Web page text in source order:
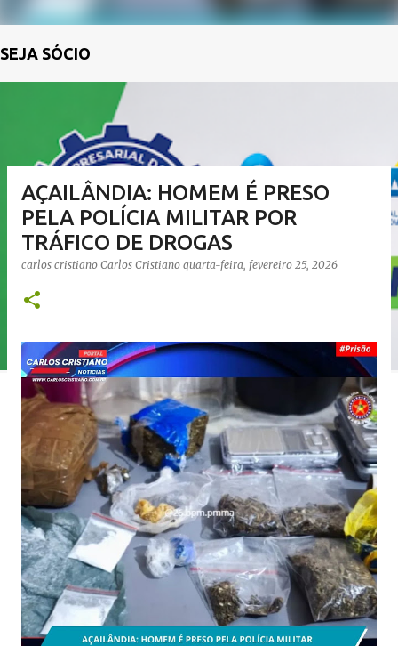
SEJA SÓCIO
AÇAILÂNDIA: HOMEM É PRESO
PELA POLÍCIA MILITAR POR
TRÁFICO DE DROGAS
carlos cristiano Carlos Cristiano quarta-feira, fevereiro 25, 2026